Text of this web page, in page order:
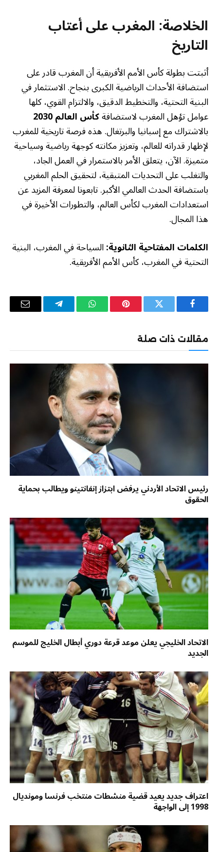
الخلاصة: المغرب على أعتاب
التاريخ
أثبتت بطولة كأس الأمم الأفريقية أن المغرب قادر على
استضافة الأحداث الرياضية الكبرى بنجاح. الاستثمار في
البنية التحتية، والتخطيط الدقيق، والالتزام القوي، كلها
عوامل تؤهل المغرب لاستضافةكأس العالم 2030
بالاشتراك مع إسبانيا والبرتغال. هذه فرصة تاريخية للمغرب
لإظهار قدراته للعالم، وتعزيز مكانته كوجهة رياضية وسياحية
متميزة. الآن، يتعلق الأمر بالاستمرار في العمل الجاد،
والتغلب على التحديات المتبقية، لتحقيق الحلم المغربي
باستضافة الحدث العالمي الأكبر. تابعونا لمعرفة المزيد عن
استعدادات المغرب لكأس العالم، والتطورات الأخيرة في
هذا المجال.
الكلمات المفتاحية الثانوية:السياحة في المغرب، البنية
التحتية في المغرب، كأس الأمم الأفريقية.
فيسبوك تويتر بينتيريستواتساب تيلقرام
البريد
مقالات ذات صلة
رئيس الاتحاد الأردني يرفض ابتزاز إنفانتينو ويطالب بحماية
الحقوق
الاتحاد الخليجي يعلن موعد قرعة دوري أبطال الخليج للموسم
الجديد
اعتراف جديد يعيد قضية منشطات منتخب فرنسا ومونديال
1998 إلى الواجهة